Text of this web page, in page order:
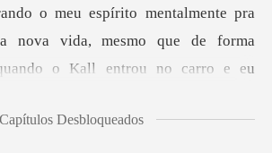
nova vida, mesmo que de forma
Capítulos Desbloqueados